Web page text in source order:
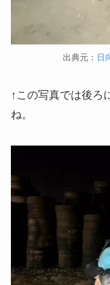
出典元： 日
↑この写真では後ろ
ね。